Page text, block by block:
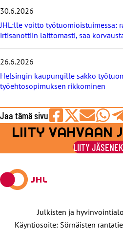
30.6.2026
JHL:lle voitto työtuomioistuimessa:
irtisanottiin laittomasti, saa
26.6.2026
Helsingin kaupungille sakko
työehtosopimuksen rikkominen
Jaa tämä sivu
Jaa
Facebookissa
Jaa
viestipalvelu
X:ssä
Jaa Jaa Jaa
LIITY VAHVAAN
LIITY
Julkisten ja
Käyntiosoite: Sörnäisten